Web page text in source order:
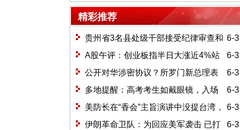
锦申落马，昔日学霸高管为何折戟?
精彩推荐
6-3
贵州省3名县处级干部接受纪律审查和
监察调查
6-3
A股午评：创业板指半日大涨近4%站
上4200点，CPO、激光雷达、光通信等概
念走强
6-3
公开对华涉密协议？所罗门新总理表
态
6-3
多地提醒：高考考生如戴眼镜，入场
前须接受查验
6-3
美防长在“香会”主旨演讲中没提台湾，
国台办回应
6-3
伊朗革命卫队：为回应美军袭击 已打